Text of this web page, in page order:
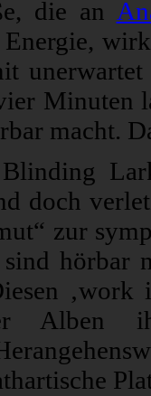
die an
Minuten
macht.
doch
zur
hörbar
Alben